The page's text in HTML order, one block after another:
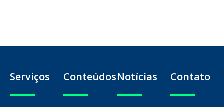
Serviços ConteúdosNotícias Contato